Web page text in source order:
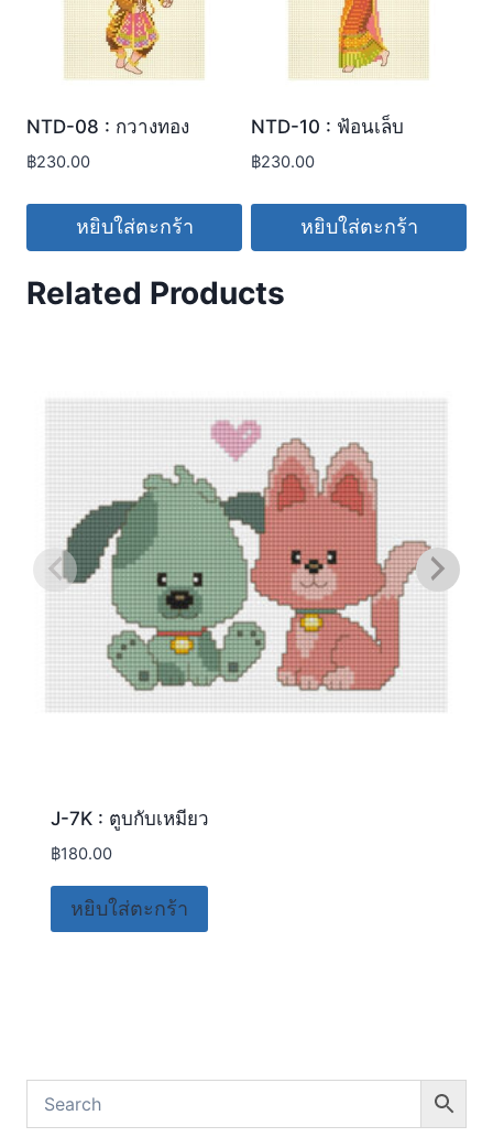
NTD-08 : กวางทอง
฿230.00
หยิบใส่ตะกร้า
NTD-10 : ฟ้อนเล็บ
฿230.00
หยิบใส่ตะกร้า
Related Products
J-7K : ตูบกับเหมียว
฿180.00
หยิบใส่ตะกร้า